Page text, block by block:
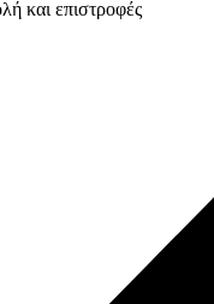
και επιστροφές